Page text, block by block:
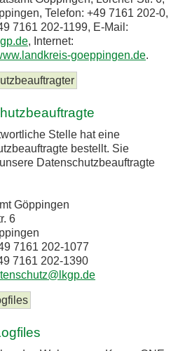
Telefon: +49 7161 202-0,
7161 202-1199, E-Mail:
, Internet:
goeppingen.de.
Stelle hat eine
bestellt. Sie
Datenschutzbeauftragte
Göppingen
6
7161 202-1077
7161 202-1390